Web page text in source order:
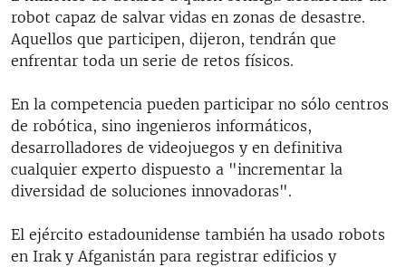
robot capaz de salvar vidas en zonas de desastre.
Aquellos que participen, dijeron, tendrán que
enfrentar toda un serie de retos físicos.
En la competencia pueden participar no sólo centros
de robótica, sino ingenieros informáticos,
desarrolladores de videojuegos y en definitiva
cualquier experto dispuesto a "incrementar la
diversidad de soluciones innovadoras".
El ejército estadounidense también ha usado robots
en Irak y Afganistán para registrar edificios y